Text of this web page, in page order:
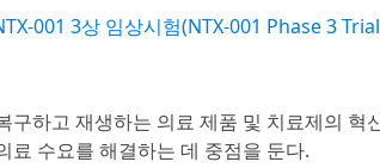
001 3상 임상시험(NTX-001 Phase 3
하고 재생하는 의료 제품 및 치료제의 혁
료 수요를 해결하는 데 중점을 둔다.